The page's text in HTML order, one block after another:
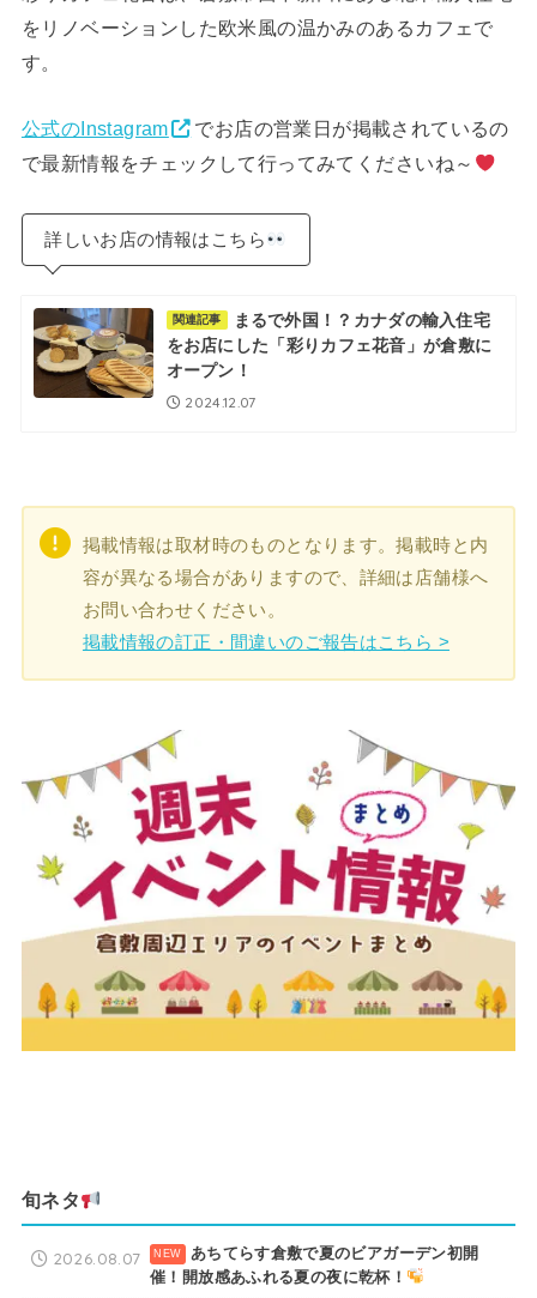
をリノベーションした欧米風の温かみのあるカフェで
す。
公式のInstagram
でお店の営業日が掲載されているの
で最新情報をチェックして行ってみてくださいね～
詳しいお店の情報はこちら
関連記事
まるで外国！？カナダの輸入住宅
をお店にした「彩りカフェ花音」が倉敷に
オープン！
2024.12.07
掲載情報は取材時のものとなります。掲載時と内
容が異なる場合がありますので、詳細は店舗様へ
お問い合わせください。
掲載情報の訂正・間違いのご報告はこちら >
旬ネタ
あちてらす倉敷で夏のビアガーデン初開
催！開放感あふれる夏の夜に乾杯！
2026.08.07